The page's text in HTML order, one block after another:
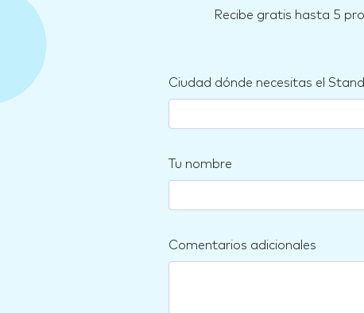
Recibe gratis hasta 5
Ciudad dónde necesitas el Stand
Tu nombre
Comentarios adicionales